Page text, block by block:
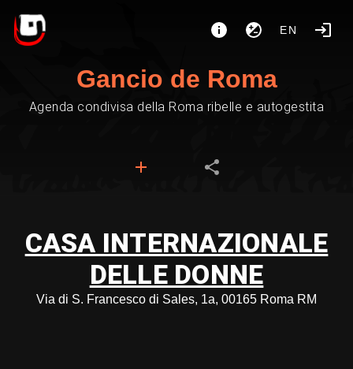
EN
Gancio de Roma
Agenda condivisa della Roma ribelle e autogestita
CASA INTERNAZIONALE
DELLE DONNE
Via di S. Francesco di Sales, 1a, 00165 Roma RM